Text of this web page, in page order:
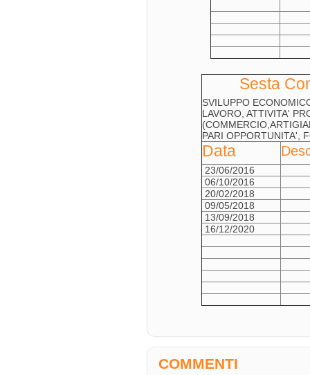
Sesta
SVILUPPO
LAVORO, ATTIVITA'
PARI OPPORTUNITA',
Data
23/06/2016
06/10/2016
20/02/2018
09/05/2018
13/09/2018
16/12/2020
COMMENTI